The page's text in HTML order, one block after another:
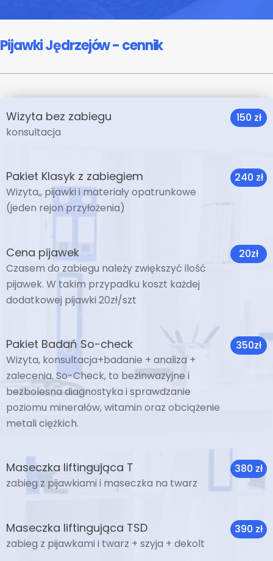
Pijawki Jędrzejów - cennik
Wizyta bez zabiegu
konsultacja
150 zł
Pakiet Klasyk z zabiegiem
Wizyta,, pijawki i materiały opatrunkowe
(jeden rejon przyłożenia)
240 zł
Cena pijawek
Czasem do zabiegu należy zwiększyć ilość
pijawek. W takim przypadku koszt każdej
dodatkowej pijawki 20zł/szt
20zł
Pakiet Badań So-check
Wizyta, konsultacja+badanie + analiza +
zalecenia. So-Check, to bezinwazyjne i
bezbolesna diagnostyka i sprawdzanie
poziomu minerałów, witamin oraz obciążenie
metali ciężkich.
350zł
Maseczka liftingująca T
zabieg z pijawkiami i maseczka na twarz
380 zł
Maseczka liftingująca TSD
zabieg z pijawkami i twarz + szyja + dekolt
390 zł